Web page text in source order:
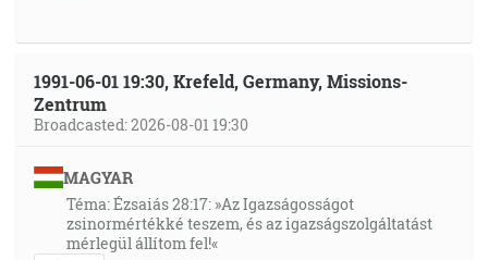
1991-06-01 19:30, Krefeld, Germany, Missions-
Zentrum
Broadcasted: 2026-08-01 19:30
MAGYAR
Téma: Ézsaiás 28:17: »Az Igazságosságot
zsinormértékké teszem, és az igazságszolgáltatást
mérlegül állítom fel!«